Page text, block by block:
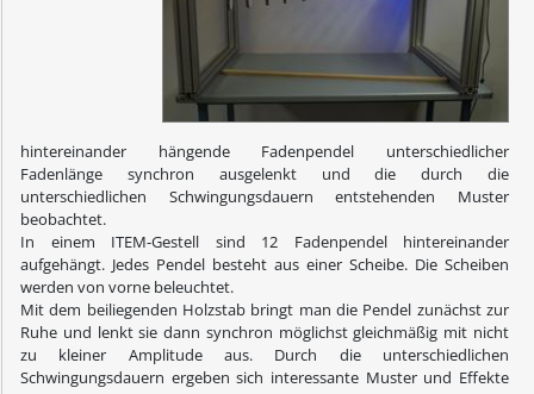
hintereinander hängende Fadenpendel unterschiedlicher
Fadenlänge synchron ausgelenkt und die durch die
unterschiedlichen Schwingungsdauern entstehenden Muster
beobachtet.
In einem ITEM-Gestell sind 12 Fadenpendel hintereinander
aufgehängt. Jedes Pendel besteht aus einer Scheibe. Die Scheiben
werden von vorne beleuchtet.
Mit dem beiliegenden Holzstab bringt man die Pendel zunächst zur
Ruhe und lenkt sie dann synchron möglichst gleichmäßig mit nicht
zu kleiner Amplitude aus. Durch die unterschiedlichen
Schwingungsdauern ergeben sich interessante Muster und Effekte